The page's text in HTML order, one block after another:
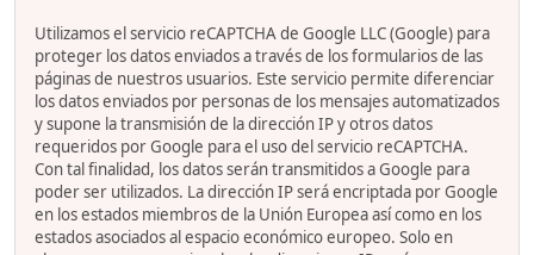
Utilizamos el servicio reCAPTCHA de Google LLC (Google) para
proteger los datos enviados a través de los formularios de las
páginas de nuestros usuarios. Este servicio permite diferenciar
los datos enviados por personas de los mensajes automatizados
y supone la transmisión de la dirección IP y otros datos
requeridos por Google para el uso del servicio reCAPTCHA.
Con tal finalidad, los datos serán transmitidos a Google para
poder ser utilizados. La dirección IP será encriptada por Google
en los estados miembros de la Unión Europea así como en los
estados asociados al espacio económico europeo. Solo en